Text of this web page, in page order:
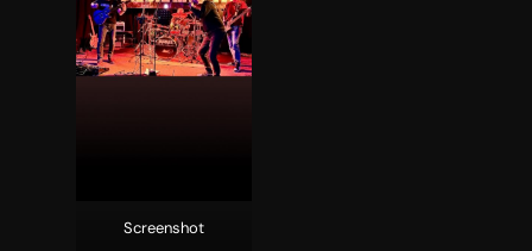
Screenshot